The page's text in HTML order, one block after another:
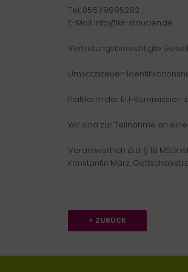
Tel.: 0561/9895292
E-Mail: info@kk-stauden.de
Vertretungsberechtigte
Umsatzsteuer-
Plattform der EU-Kommission
Wir sind zur Teilnahme an
Verantwortlich i.S.d. § 18 MStV
Konstantin März,
ZURÜCK